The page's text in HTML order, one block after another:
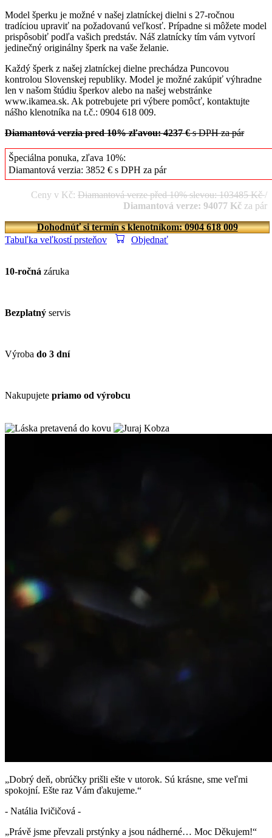
Model šperku je možné v našej zlatníckej dielni s 27-ročnou
tradíciou upraviť na požadovanú veľkosť. Prípadne si môžete model
prispôsobiť podľa vašich predstáv. Náš zlatnícky tím vám vytvorí
jedinečný originálny šperk na vaše želanie.
Každý šperk z našej zlatníckej dielne prechádza Puncovou
kontrolou Slovenskej republiky. Model je možné zakúpiť výhradne
len v našom štúdiu šperkov alebo na našej webstránke
www.ikamea.sk. Ak potrebujete pri výbere pomôcť, kontaktujte
nášho klenotníka na t.č.: 0904 618 009.
Diamantová verzia pred 10% zľavou: 4237 €s DPH za pár
Špeciálna ponuka, zľava 10%:
Diamantová verzia: 3852 € s DPH za pár
Ceny v Kč: Diamantová verze před 10% slevou: 103485 Kč/
Diamantová verze: 94077 Kč za pár
Dohodnúť si termín s klenotníkom: 0904 618 009
Tabuľka veľkostí prsteňov
Objednať
10-ročná záruka
Bezplatný servis
Výroba do 3 dní
Nakupujete priamo od výrobcu
„Dobrý deň, obrúčky prišli ešte v utorok. Sú krásne, sme veľmi
spokojní. Ešte raz Vám ďakujeme.“
- Natália Ivičičová -
„Právě jsme převzali prstýnky a jsou nádherné… Moc Děkujem!“